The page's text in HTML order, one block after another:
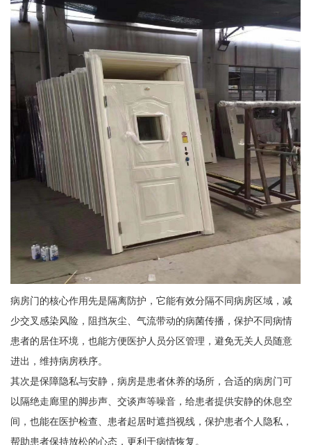
病房门的核心作用先是隔离防护，它能有效分隔不同病房区域，减
少交叉感染风险，阻挡灰尘、气流带动的病菌传播，保护不同病情
患者的居住环境，也能方便医护人员分区管理，避免无关人员随意
进出，维持病房秩序。
其次是保障隐私与安静，病房是患者休养的场所，合适的病房门可
以隔绝走廊里的脚步声、交谈声等噪音，给患者提供安静的休息空
间，也能在医护检查、患者起居时遮挡视线，保护患者个人隐私，
帮助患者保持放松的心态，更利于病情恢复。